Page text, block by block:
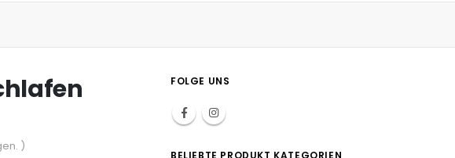
)
FOLGE UNS
BELIEBTE PRODUKT KATEGORIEN